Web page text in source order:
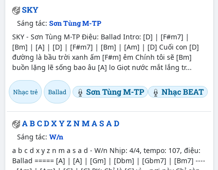
SKY
Sáng tác: Sơn Tùng M-TP
SKY - Sơn Tùng M-TP Điệu: Ballad Intro: [D] | [F#m7] |
[Bm] | [A] | [D] | [F#m7] | [Bm] | [Am] | [D] Cuối con [D]
đường là bầu trời xanh ấm [F#m] êm Chính tôi sẽ [Bm]
buồn lặng lẽ sống bao âu [A] lo Giọt nước mắt lắng tr...
Nhạc trẻ Ballad Sơn Tùng M-TP Nhạc BEAT
A B C D X Y Z N M A S A D
Sáng tác: W/n
a b c d x y z n m a s a d - W/n Nhịp: 4/4, tempo: 107, điệu:
Ballad ===== [A] | [A] | [Gm] | [Dbm] | [Gbm7] | [Bm7] ----